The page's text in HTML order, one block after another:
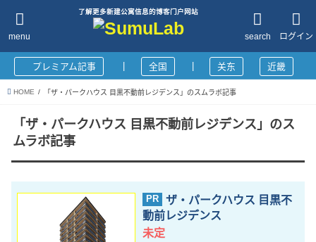
了解更多新建公寓信息的博客门户网站
ログイン
search
menu
プレミアム記事 全国 关东 近畿
HOME 「ザ・パークハウス 目黒不動前レジデンス」のスムラボ記事
「ザ・パークハウス 目黒不動前レジデンス」のス
ムラボ記事
ザ・パークハウス 目黒不
動前レジデンス
未定